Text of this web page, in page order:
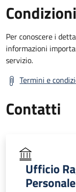
Per conoscere i
informazioni
servizio.
Termini e
Contatti
Ufficio
Personale